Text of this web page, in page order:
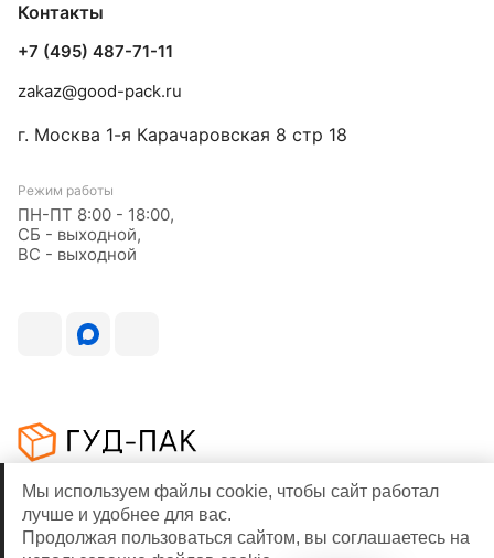
Контакты
+7 (495) 487-71-11
zakaz@good-pack.ru
г. Москва 1-я Карачаровская 8 стр 18
Режим работы
ПН-ПТ 8:00 - 18:00,
СБ - выходной,
ВС - выходной
© 2026
Мы используем файлы cookie, чтобы сайт работал
лучше и удобнее для вас.
Продолжая пользоваться сайтом, вы соглашаетесь на